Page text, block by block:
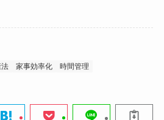
家事効率化
時間管理